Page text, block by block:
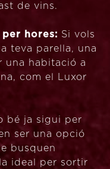
de vins.
hores: Si vols
teva parella, una
una habitació a
com el Luxor
bé ja sigui per
ser una opció
busquen
ideal per sortir